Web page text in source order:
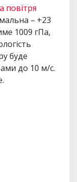
повітря
– +23
1009 гПа,
буде
до 10 м/с.